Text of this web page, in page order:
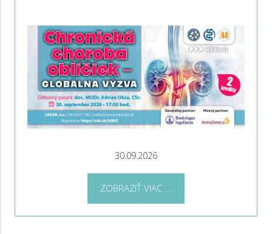
30.09.2026
ZOBRAZIŤ VIAC ...